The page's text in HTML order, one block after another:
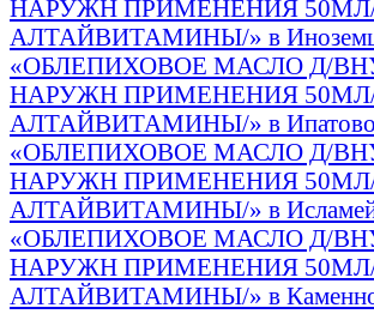
НАРУЖН ПРИМЕНЕНИЯ
АЛТАЙВИТАМИНЫ/» в
«ОБЛЕПИХОВОЕ МАСЛО Д/
НАРУЖН ПРИМЕНЕНИЯ
АЛТАЙВИТАМИНЫ/» в Ипатово
«ОБЛЕПИХОВОЕ МАСЛО Д/
НАРУЖН ПРИМЕНЕНИЯ
АЛТАЙВИТАМИНЫ/» в
«ОБЛЕПИХОВОЕ МАСЛО Д/
НАРУЖН ПРИМЕНЕНИЯ
АЛТАЙВИТАМИНЫ/» в